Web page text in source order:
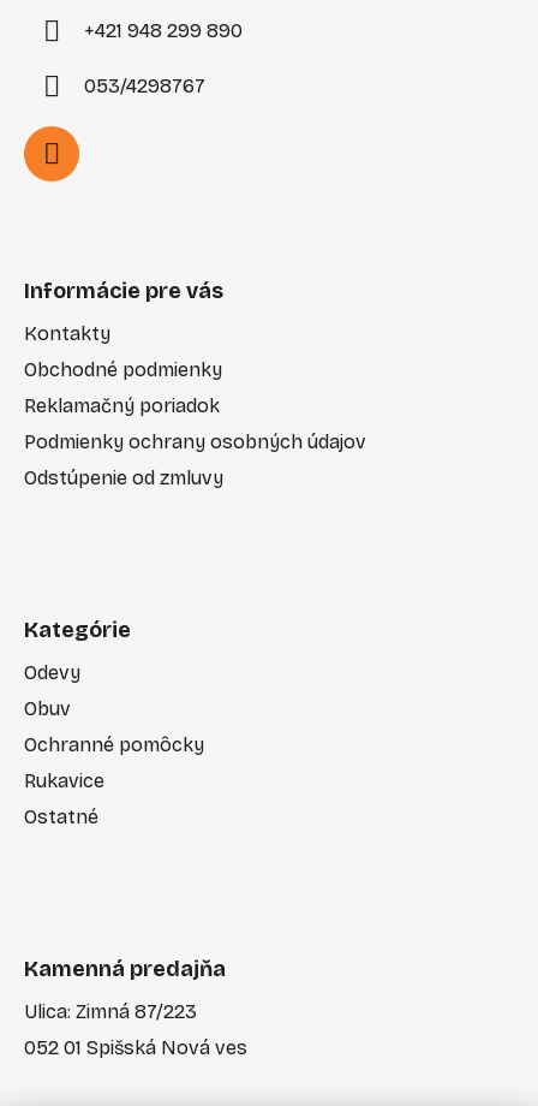
+421 948 299 890
053/4298767
Informácie pre vás
Kontakty
Obchodné podmienky
Reklamačný poriadok
Podmienky ochrany osobných údajov
Odstúpenie od zmluvy
Kategórie
Odevy
Obuv
Ochranné pomôcky
Rukavice
Ostatné
Kamenná predajňa
Ulica: Zimná 87/223
052 01 Spišská Nová ves